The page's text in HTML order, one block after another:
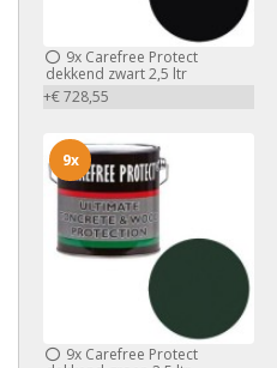
9x Carefree Protect
dekkend zwart 2,5 ltr
+€ 728,55
9x Carefree Protect
9x